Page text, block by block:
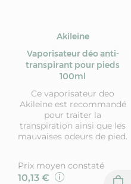
Akileïne
Vaporisateur déo anti-
transpirant pour pieds
100ml
Ce vaporisateur deo
Akileine est recommandé
pour traiter la
transpiration ainsi que les
mauvaises odeurs de pied.
Prix moyen constaté
10,13 €